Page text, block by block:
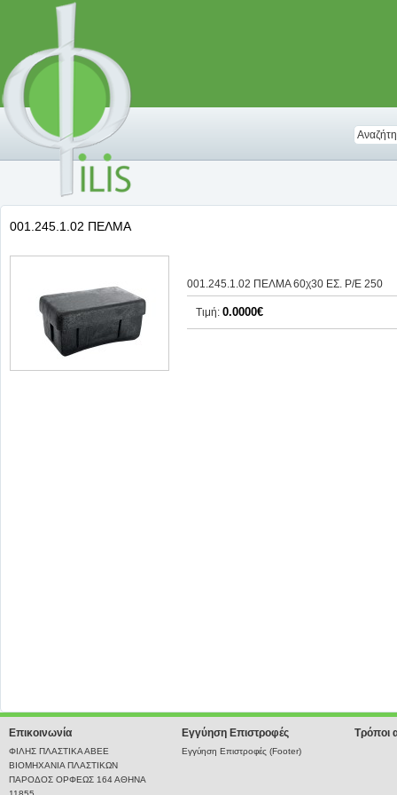
001.245.1.02 ΠΕΛΜΑ
001.245.1.02 ΠΕΛΜΑ 60χ30 ΕΣ. Ρ/Ε 250
Τιμή: 0.0000€
Επικοινωνία
ΦΙΛΗΣ ΠΛΑΣΤΙΚΑ ΑΒΕΕ
ΒΙΟΜΗΧΑΝΙΑ ΠΛΑΣΤΙΚΩΝ
ΠΑΡΟΔΟΣ ΟΡΦΕΩΣ 164 ΑΘΗΝΑ
Εγγύηση Επιστροφές
Εγγύηση Επιστροφές (Footer)
Τρόποι